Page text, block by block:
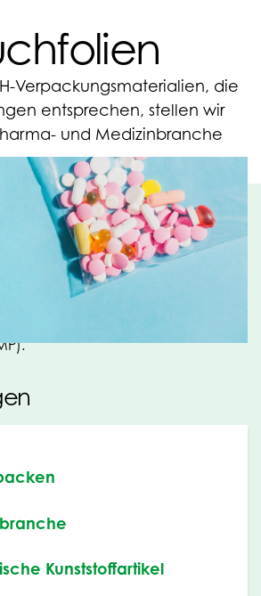
Verpackungsmaterialien, die
entsprechen, stellen wir
und Medizinbranche
werden
und Medizinbranche
(Schlauch)folien und -
nach Maß gefertigt. Unter
Kunststoffartikel